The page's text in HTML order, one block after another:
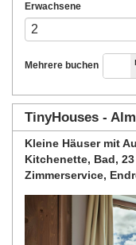
Erwachsene
Mehrere buchen
ja
TinyHouses -
Kleine Häuser mit
Kitchenette, Bad,
Zimmerservice,
Previous